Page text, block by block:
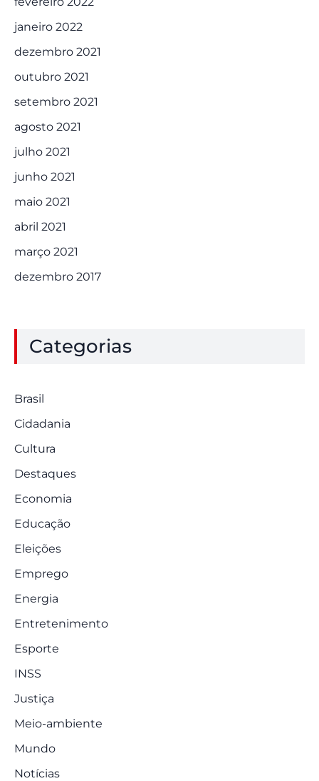
janeiro 2022
dezembro 2021
outubro 2021
setembro 2021
agosto 2021
julho 2021
junho 2021
maio 2021
abril 2021
março 2021
dezembro 2017
Categorias
Brasil
Cidadania
Cultura
Destaques
Economia
Educação
Eleições
Emprego
Energia
Entretenimento
Esporte
INSS
Justiça
Meio-ambiente
Mundo
Notícias